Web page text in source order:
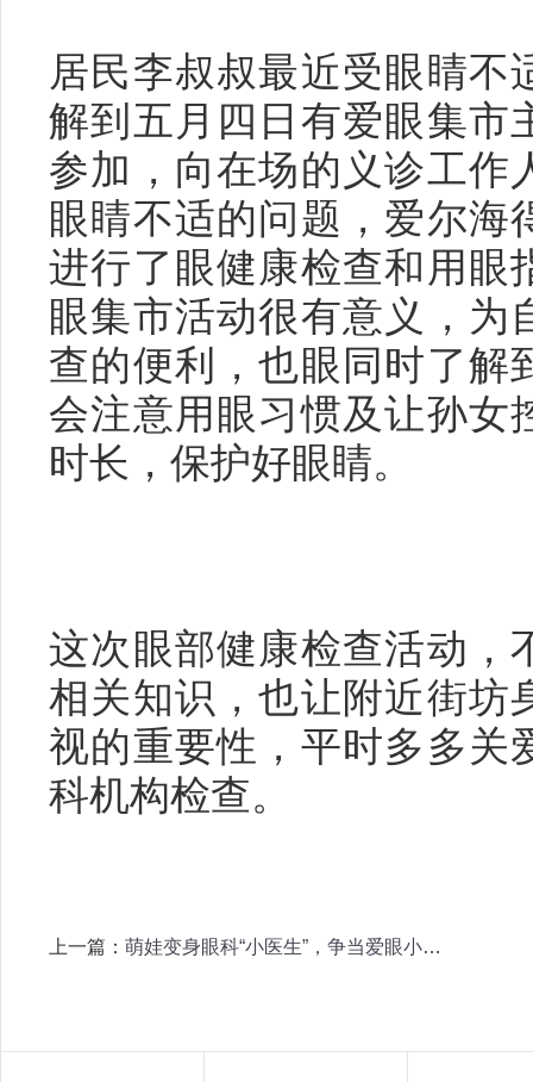
居民李叔叔最近受眼睛不
解到五月四日有爱眼集市
参加，向在场的义诊工作
眼睛不适的问题，爱尔海
进行了眼健康检查和用眼
眼集市活动很有意义，为
查的便利，也眼同时了解
会注意用眼习惯及让孙女
时长，保护好眼睛。
这次眼部健康检查活动，
相关知识，也让附近街坊
视的重要性，平时多多关
科机构检查。
上一篇： 萌娃变身眼科“小医生”，争当爱眼小卫士！